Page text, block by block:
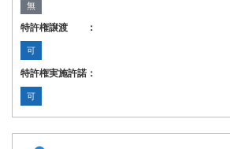
無
特許権譲渡 ：
可
特許権実施許諾：
可